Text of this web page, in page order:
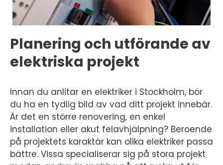
Planering och utförande av
elektriska projekt
Innan du anlitar en elektriker i Stockholm, bör
du ha en tydlig bild av vad ditt projekt innebär.
Är det en större renovering, en enkel
installation eller akut felavhjälpning? Beroende
på projektets karaktär kan olika elektriker passa
bättre. Vissa specialiserar sig på stora projekt